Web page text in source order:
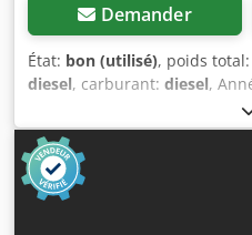
Demander
État: bon (utilisé), poids total:
diesel, carburant: diesel,
FABRICANT - ATLASCOPCO
062854-50542371 Csdpst
PUISSANCE (kW) - 166